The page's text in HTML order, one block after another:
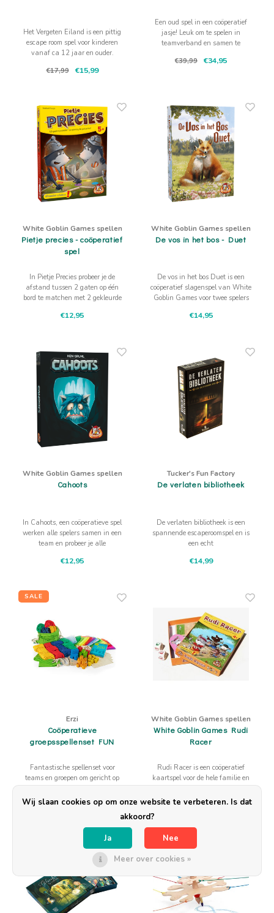
Het Vergeten Eiland is een pittig
escape room spel voor kinderen
vanaf ca 12 jaar en ouder.
€17,99
€15,99
Een oud spel in een coöperatief
jasje! Leuk om te spelen in
teamverband en samen te
ontsnapt!
€39,99 €34,95
White Goblin Games spellen
Pietje precies - coöperatief
spel
In Pietje Precies probeer je de
afstand tussen 2 gaten op één
bord te matchen met 2 gekleurde
€12,95
White Goblin Games spellen
De vos in het bos - Duet
De vos in het bos Duet is een
coöperatief slagenspel van White
Goblin Games voor twee spelers
verzamelt.
€14,95
White Goblin Games spellen
Cahoots
In Cahoots, een coöperatieve spel
werken alle spelers samen in een
team en probeer je alle
€12,95
Tucker's Fun Factory
De verlaten bibliotheek
De verlaten bibliotheek is een
spannende escaperoomspel en is
een echt
iedereen vanaf 12 jaar.
€14,99
SALE
Erzi
Coöperatieve
groepsspellenset FUN
Fantastische spellenset voor
teams en groepen om gericht op
verbinding.
€249,00
€225,00
White Goblin Games spellen
White Goblin Games Rudi
Racer
Rudi Racer is een coöperatief
kaartspel voor de hele familie en
minuten. Wint Rudi? Of het
€12,95
Wij slaan cookies op om onze website te verbeteren. Is dat
akkoord?
Ja
Nee
Meer over cookies »